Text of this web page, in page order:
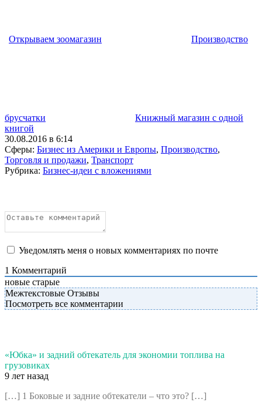
Открываем зоомагазин Производство
брусчатки
Книжный магазин с одной
книгой
30.08.2016 в 6:14
Сферы: Бизнес из Америки и Европы, Производство,
Торговля и продажи, Транспорт
Рубрика: Бизнес-идеи с вложениями
Уведомлять меня о новых комментариях по почте
1 Комментарий
новые старые
Межтекстовые Отзывы
Посмотреть все комментарии
«Юбка» и задний обтекатель для экономии топлива на
грузовиках
9 лет назад
[…] 1 Боковые и задние обтекатели – что это? […]